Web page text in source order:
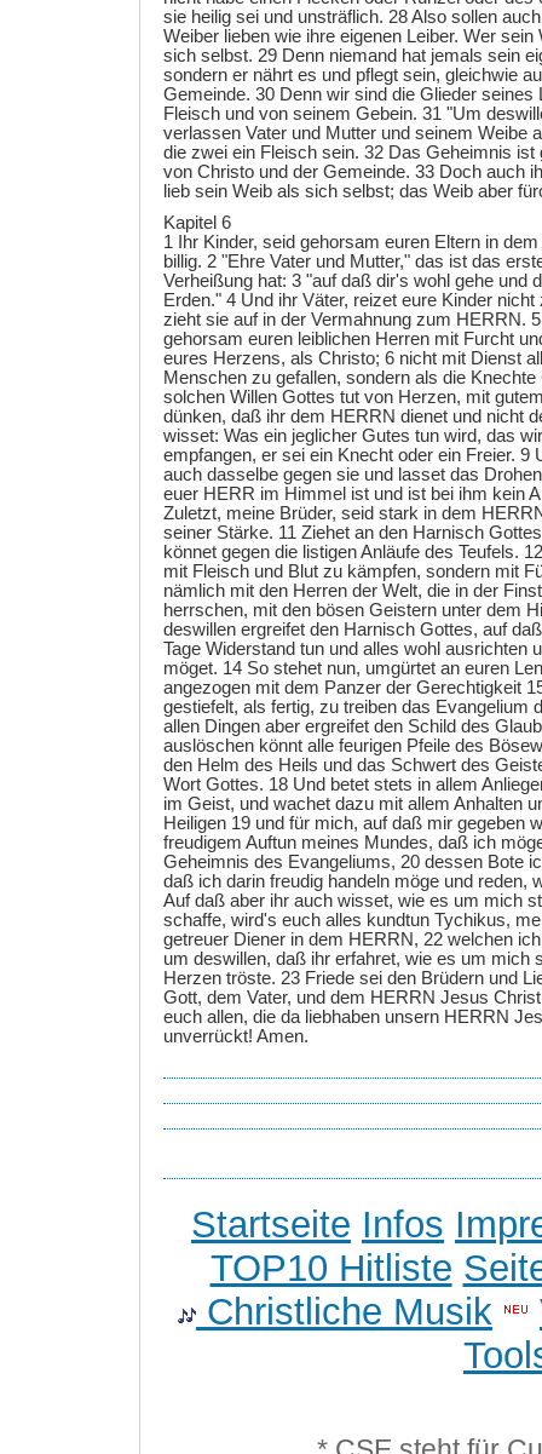
sie heilig sei und unsträflich. 28 Also sollen
Weiber lieben wie ihre eigenen Leiber. Wer sein
sich selbst. 29 Denn niemand hat jemals sein
sondern er nährt es und pflegt sein, gleichwie
Gemeinde. 30 Denn wir sind die Glieder seines
Fleisch und von seinem Gebein. 31 "Um
verlassen Vater und Mutter und seinem Weibe
die zwei ein Fleisch sein. 32 Das Geheimnis ist
von Christo und der Gemeinde. 33 Doch auch
lieb sein Weib als sich selbst; das Weib aber
Kapitel 6
1 Ihr Kinder, seid gehorsam euren Eltern in
billig. 2 "Ehre Vater und Mutter," das ist das
Verheißung hat: 3 "auf daß dir's wohl gehe und
Erden." 4 Und ihr Väter, reizet eure Kinder
zieht sie auf in der Vermahnung zum HERRN.
gehorsam euren leiblichen Herren mit Furcht
eures Herzens, als Christo; 6 nicht mit Dienst
Menschen zu gefallen, sondern als die
solchen Willen Gottes tut von Herzen, mit
dünken, daß ihr dem HERRN dienet und nicht
wisset: Was ein jeglicher Gutes tun wird, das
empfangen, er sei ein Knecht oder ein Freier. 9
auch dasselbe gegen sie und lasset das
euer HERR im Himmel ist und ist bei ihm kein
Zuletzt, meine Brüder, seid stark in dem
seiner Stärke. 11 Ziehet an den Harnisch
könnet gegen die listigen Anläufe des Teufels.
mit Fleisch und Blut zu kämpfen, sondern mit
nämlich mit den Herren der Welt, die in der
herrschen, mit den bösen Geistern unter dem
deswillen ergreifet den Harnisch Gottes, auf
Tage Widerstand tun und alles wohl ausrichten
möget. 14 So stehet nun, umgürtet an euren
angezogen mit dem Panzer der Gerechtigkeit
gestiefelt, als fertig, zu treiben das Evangelium
allen Dingen aber ergreifet den Schild des
auslöschen könnt alle feurigen Pfeile des
den Helm des Heils und das Schwert des
Wort Gottes. 18 Und betet stets in allem
im Geist, und wachet dazu mit allem Anhalten
Heiligen 19 und für mich, auf daß mir gegeben
freudigem Auftun meines Mundes, daß ich
Geheimnis des Evangeliums, 20 dessen Bote
daß ich darin freudig handeln möge und reden,
Auf daß aber ihr auch wisset, wie es um mich
schaffe, wird's euch alles kundtun Tychikus,
getreuer Diener in dem HERRN, 22 welchen
um deswillen, daß ihr erfahret, wie es um mich
Herzen tröste. 23 Friede sei den Brüdern und
Gott, dem Vater, und dem HERRN Jesus
euch allen, die da liebhaben unsern HERRN
unverrückt! Amen.
Startseite Infos
TOP10 Hitliste
Christliche Musik